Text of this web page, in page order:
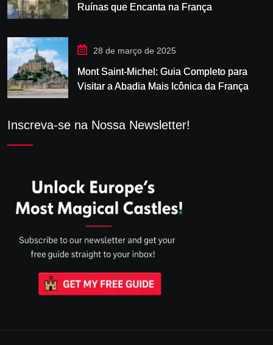
Ruínas que Encanta na França
28 de março de 2025
Mont Saint-Michel: Guia Completo para
Visitar a Abadia Mais Icônica da França
Inscreva-se na Nossa Newsletter!